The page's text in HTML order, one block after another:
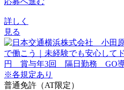
詳しく
見る
普通免許（AT限定）